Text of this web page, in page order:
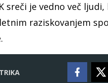
sreči je vedno več
raziskovanjem